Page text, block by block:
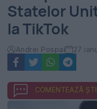
Evenimentul
Zilei
Statelor
la TikTok
Andrei Pospai 27
COMENTEAZĂ